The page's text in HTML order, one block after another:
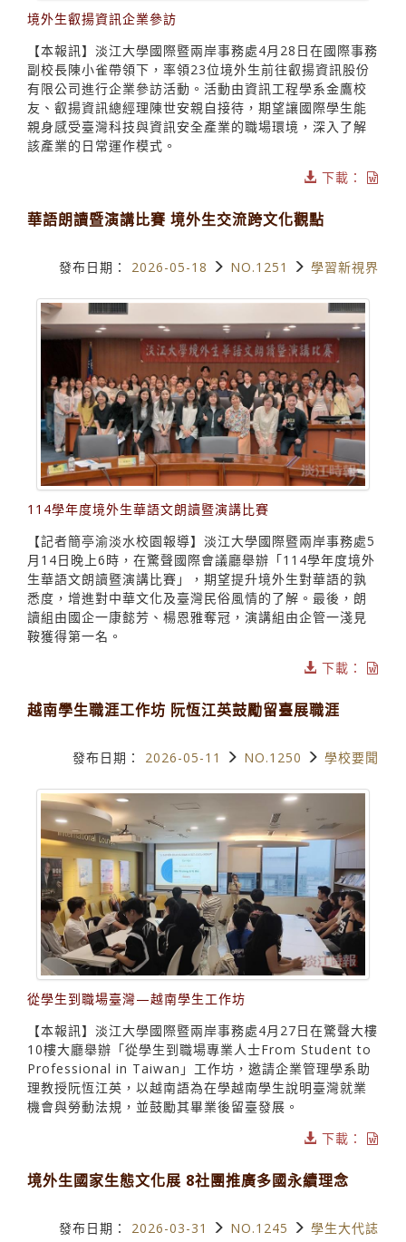
境外生叡揚資訊企業參訪
【本報訊】淡江大學國際暨兩岸事務處4月28日在國際事務
副校長陳小雀帶領下，率領23位境外生前往叡揚資訊股份
有限公司進行企業參訪活動。活動由資訊工程學系金鷹校
友、叡揚資訊總經理陳世安親自接待，期望讓國際學生能
親身感受臺灣科技與資訊安全產業的職場環境，深入了解
該產業的日常運作模式。
下載：
華語朗讀暨演講比賽 境外生交流跨文化觀點
發布日期： 2026-05-18 NO.1251 學習新視界
114學年度境外生華語文朗讀暨演講比賽
【記者簡亭渝淡水校園報導】淡江大學國際暨兩岸事務處5
月14日晚上6時，在驚聲國際會議廳舉辦「114學年度境外
生華語文朗讀暨演講比賽」，期望提升境外生對華語的孰
悉度，增進對中華文化及臺灣民俗風情的了解。最後，朗
讀組由國企一康懿芳、楊恩雅奪冠，演講組由企管一淺見
鞍獲得第一名。
下載：
越南學生職涯工作坊 阮恆江英鼓勵留臺展職涯
發布日期： 2026-05-11 NO.1250 學校要聞
從學生到職場臺灣—越南學生工作坊
【本報訊】淡江大學國際暨兩岸事務處4月27日在驚聲大樓
10樓大廳舉辦「從學生到職場專業人士From Student to
Professional in Taiwan」工作坊，邀請企業管理學系助
理教授阮恆江英，以越南語為在學越南學生說明臺灣就業
機會與勞動法規，並鼓勵其畢業後留臺發展。
下載：
境外生國家生態文化展 8社團推廣多國永續理念
發布日期： 2026-03-31 NO.1245 學生大代誌